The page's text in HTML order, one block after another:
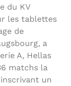
du KV
les tablettes
de
a
A, Hellas
matchs la
inscrivant un